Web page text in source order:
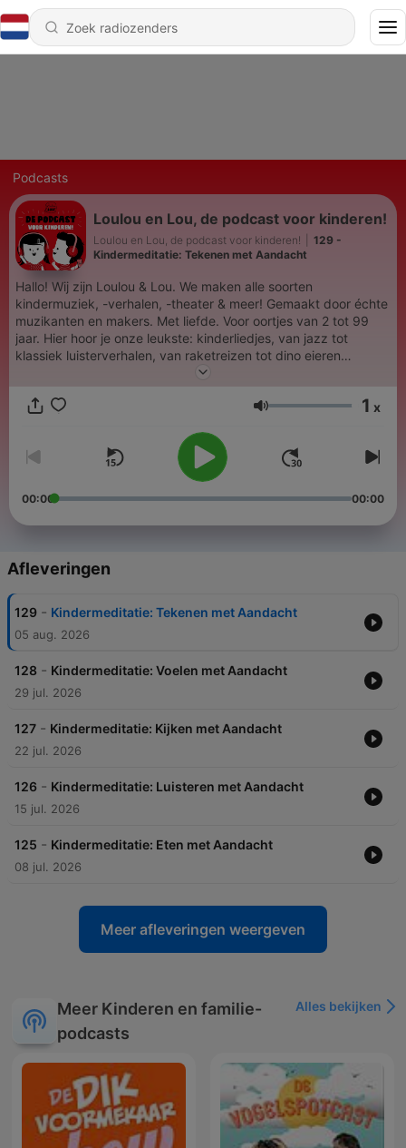
Podcasts
Loulou en Lou, de podcast voor kinderen!
Loulou en Lou, de podcast voor kinderen!
129 -
Kindermeditatie: Tekenen met Aandacht
Hallo! Wij zijn Loulou & Lou. We maken alle soorten
kindermuziek, -verhalen, -theater & meer! Gemaakt door échte
muzikanten en makers. Met liefde. Voor oortjes van 2 tot 99
jaar. Hier hoor je onze leukste: kinderliedjes, van jazz tot
klassiek luisterverhalen, van raketreizen tot dino eieren
sprookjes, van prinsessensnurkjes tot hongerige wolven
gekke dansjes tot leuke spelletjes en nog veel meer om te
kijken? Check Loulou & Lou op Youtube! Meer weten? Check
www.loulou-lou.com
Volume 1 x
00:00 00:00
Afleveringen
129 - Kindermeditatie: Tekenen met Aandacht
05 aug. 2026
128 - Kindermeditatie: Voelen met Aandacht
29 jul. 2026
127 - Kindermeditatie: Kijken met Aandacht
22 jul. 2026
126 - Kindermeditatie: Luisteren met Aandacht
15 jul. 2026
125 - Kindermeditatie: Eten met Aandacht
08 jul. 2026
Meer afleveringen weergeven
Meer Kinderen en familie-
podcasts
Alles bekijken